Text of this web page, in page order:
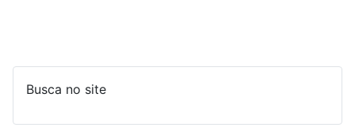
Busca no site